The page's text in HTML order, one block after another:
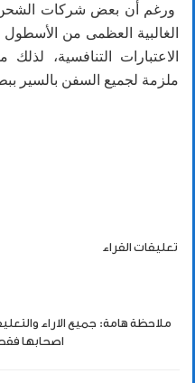
ورغم أن بعض شركات الشحن
الغالبية العظمى من
الاعتبارات التنافسية،
ملزمة لجميع السفن بالسير
تعليقات القراء
ملاحظة هامة: جميع الاراء
اصحابها